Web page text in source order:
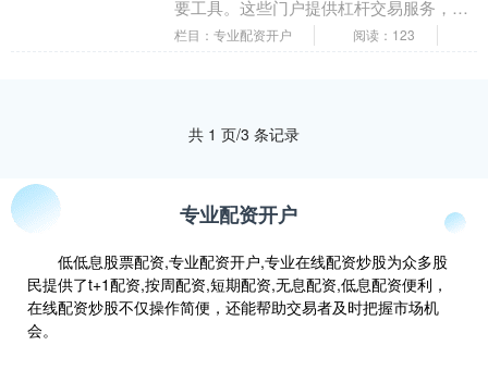
要工具。这些门户提供杠杆交易服务，使
投资者能够放大其投资潜力，从而获得更
栏目：专业配资开户 阅读：123
共 1 页/3 条记录
专业配资开户
低低息股票配资,专业配资开户,专业在线配资炒股为众多股
民提供了t+1配资,按周配资,短期配资,无息配资,低息配资便利，
在线配资炒股不仅操作简便，还能帮助交易者及时把握市场机
会。